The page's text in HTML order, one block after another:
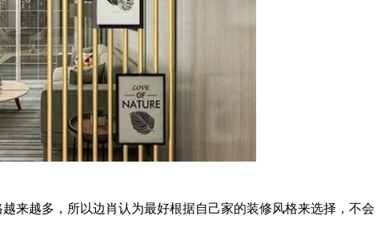
越多，所以边肖认为最好根据自己家的装修风格来选择，不会